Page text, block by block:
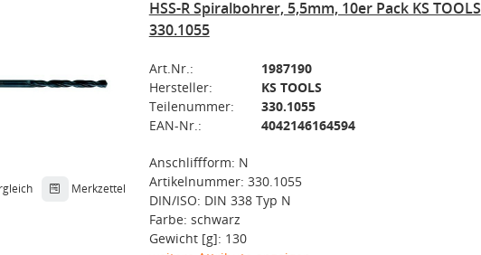
Merkzettel
HSS-R Spiralbohrer, 5,5mm, 10er Pack KS TOOLS
330.1055
Art.Nr.:
1987190
Hersteller:
KS TOOLS
Teilenummer:
330.1055
EAN-Nr.:
4042146164594
Anschliffform: N
Artikelnummer: 330.1055
DIN/ISO: DIN 338 Typ N
Farbe: schwarz
Gewicht [g]: 130